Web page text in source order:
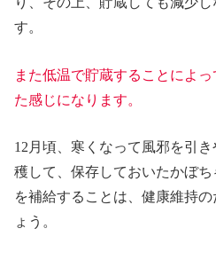
す。
また低温で貯蔵することによ
た感じになります。
12月頃、寒くなって風邪を引
穫して、保存しておいたかぼ
を補給することは、健康維持
ょう。